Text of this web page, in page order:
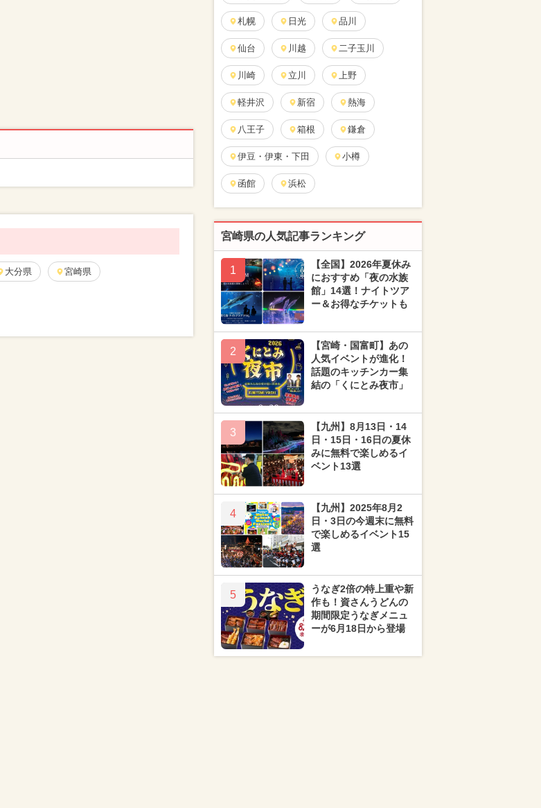
大分県 宮崎県
札幌 日光 品川
仙台 川越 二子玉川
川崎 立川 上野
軽井沢 新宿 熱海
八王子 箱根 鎌倉
伊豆・伊東・下田 小樽
函館 浜松
宮崎県の人気記事ランキング
1
【全国】2026年夏休み
におすすめ「夜の水族
館」14選！ナイトツア
ー＆お得なチケットも
2
【宮崎・国富町】あの
人気イベントが進化！
話題のキッチンカー集
結の「くにとみ夜市」
3
【九州】8月13日・14
日・15日・16日の夏休
みに無料で楽しめるイ
ベント13選
4
【九州】2025年8月2
日・3日の今週末に無料
で楽しめるイベント15
選
5
うなぎ2倍の特上重や新
作も！資さんうどんの
期間限定うなぎメニュ
ーが6月18日から登場